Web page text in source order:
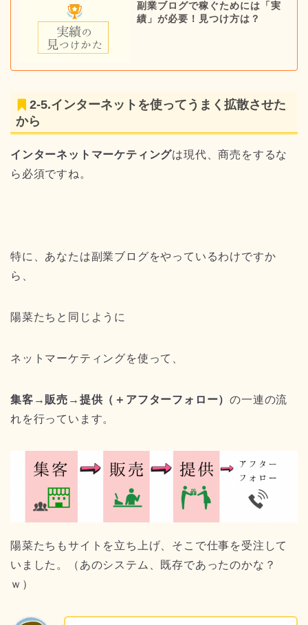
副業ブログで稼ぐためには「実
績」が必要！見つけ方は？
2-5.インターネットを使ってうまく拡散させた
から
インターネットマーケティングは現代、商売をするな
ら必須ですね。
特に、あなたは副業ブログをやっているわけですか
ら、
陽菜たちと同じように
ネットマーケティングを使って、
集客→販売→提供（＋アフターフォロー）の一連の流
れを行っています。
陽菜たちもサイトを立ち上げ、そこで仕事を受注して
いました。（あのシステム、既存であったのかな？
ｗ）